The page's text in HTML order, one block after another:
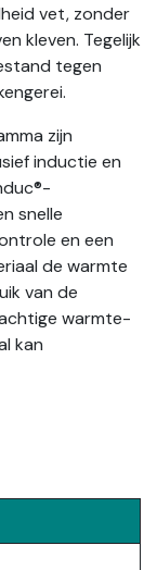
vet, zonder
kleven. Tegelijk
tegen
zijn
inductie en
snelle
en een
de warmte
van de
warmte-
kan